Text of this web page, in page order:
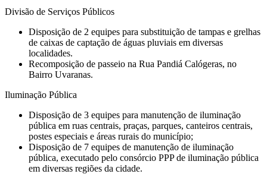
Divisão de Serviços Públicos
Disposição de 2 equipes para substituição de tampas e grelhas
de caixas de captação de águas pluviais em diversas
localidades.
Recomposição de passeio na Rua Pandiá Calógeras, no
Bairro Uvaranas.
Iluminação Pública
Disposição de 3 equipes para manutenção de iluminação
pública em ruas centrais, praças, parques, canteiros centrais,
postes especiais e áreas rurais do município;
Disposição de 7 equipes de manutenção de iluminação
pública, executado pelo consórcio PPP de iluminação pública
em diversas regiões da cidade.